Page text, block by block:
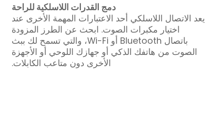
دمج القدرات اللاسلكية للراحة
يعد الاتصال اللاسلكي أحد الاعتبارات المهمة الأخرى عند
اختيار مكبرات الصوت. ابحث عن الطرز المزودة
باتصال Bluetooth أو Wi-Fi، والتي تسمح لك ببث
الصوت من هاتفك الذكي أو جهازك اللوحي أو الأجهزة
الأخرى دون متاعب الكابلات.